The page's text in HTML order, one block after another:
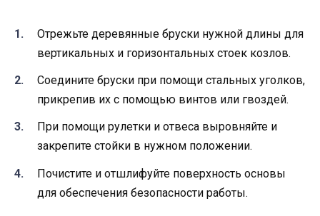
Отрежьте деревянные бруски нужной длины для
вертикальных и горизонтальных стоек козлов.
Соедините бруски при помощи стальных уголков,
прикрепив их с помощью винтов или гвоздей.
При помощи рулетки и отвеса выровняйте и
закрепите стойки в нужном положении.
Почистите и отшлифуйте поверхность основы
для обеспечения безопасности работы.